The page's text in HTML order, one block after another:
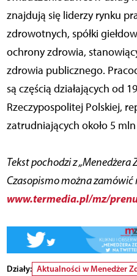
znajdują się liderzy rynku
zdrowotnych, spółki
ochrony zdrowia,
zdrowia publicznego.
są częścią działających od
Rzeczypospolitej Polskiej,
zatrudniających około 5
Tekst pochodzi z „Menedżera
Czasopismo można zamówić
www.termedia.pl/mz/
Działy: Aktualności w Menedżer